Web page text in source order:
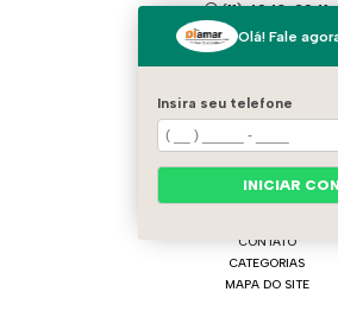
(11) 4043-2041
(11) 99921-6068
MENU
HOME
QUEM SOMOS
CONTATO
CATEGORIAS
MAPA DO SITE
Olá! Fale
Insira seu telefone
INICIAR